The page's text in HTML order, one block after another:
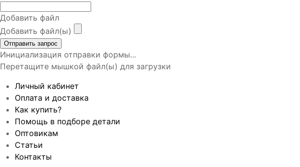
Добавить файл
Добавить файл(ы)
Отправить запрос
Инициализация отправки формы...
Перетащите мышкой файл(ы) для загрузки
Личный кабинет
Оплата и доставка
Как купить?
Помощь в подборе детали
Оптовикам
Статьи
Контакты